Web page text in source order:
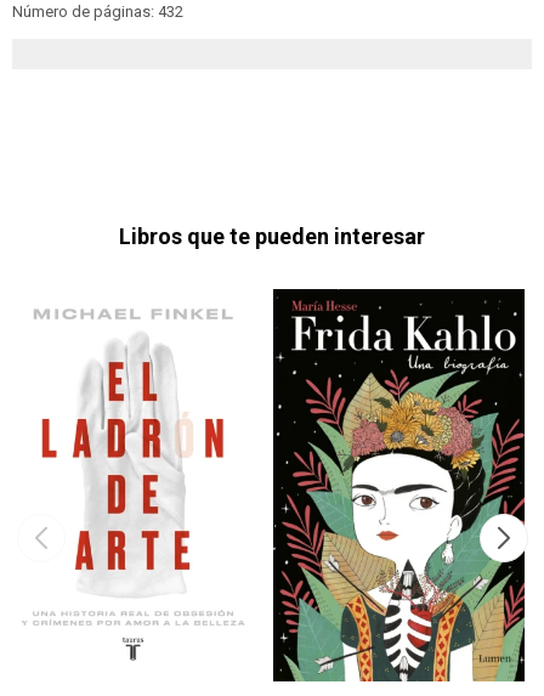
Número de páginas: 432
Libros que te pueden interesar